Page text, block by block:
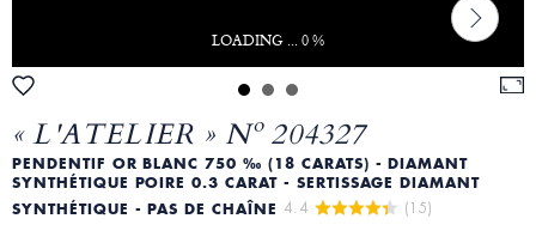
LOADING ... 0 %
« L'ATELIER » Nº 204327
PENDENTIF OR BLANC 750 ‰ (18 CARATS) - DIAMANT
SYNTHÉTIQUE POIRE 0.3 CARAT - SERTISSAGE DIAMANT
SYNTHÉTIQUE - PAS DE CHAÎNE 4.4 (15)